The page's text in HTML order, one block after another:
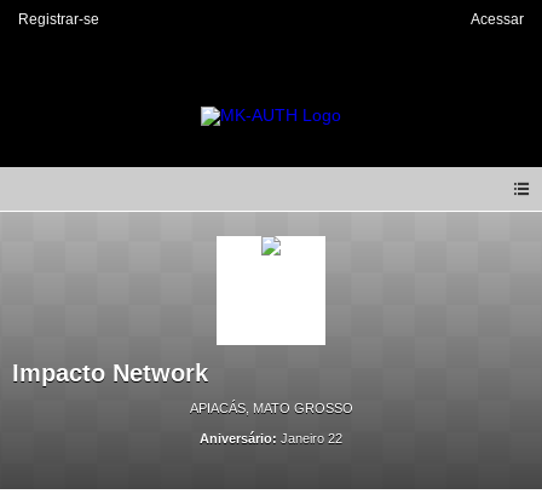
Registrar-se Acessar
Impacto Network
APIACÁS, MATO GROSSO
Aniversário: Janeiro 22